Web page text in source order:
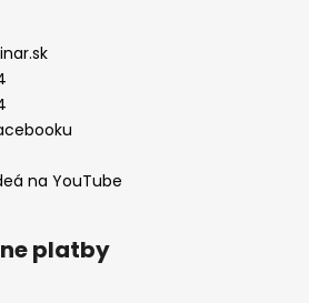
na YouTube
platby